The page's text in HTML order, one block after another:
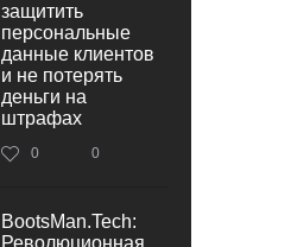
защитить
персональные
данные клиентов
и не потерять
деньги на
штрафах
0 0
BootsMan.Tech:
Революционная